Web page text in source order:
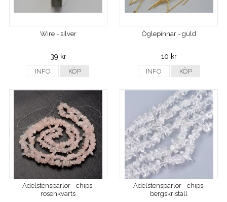
Wire - silver
39 kr
INFO KÖP
Öglepinnar - guld
10 kr
INFO KÖP
Ädelstenspärlor - chips,
rosenkvarts
Ädelstenspärlor - chips,
bergskristall